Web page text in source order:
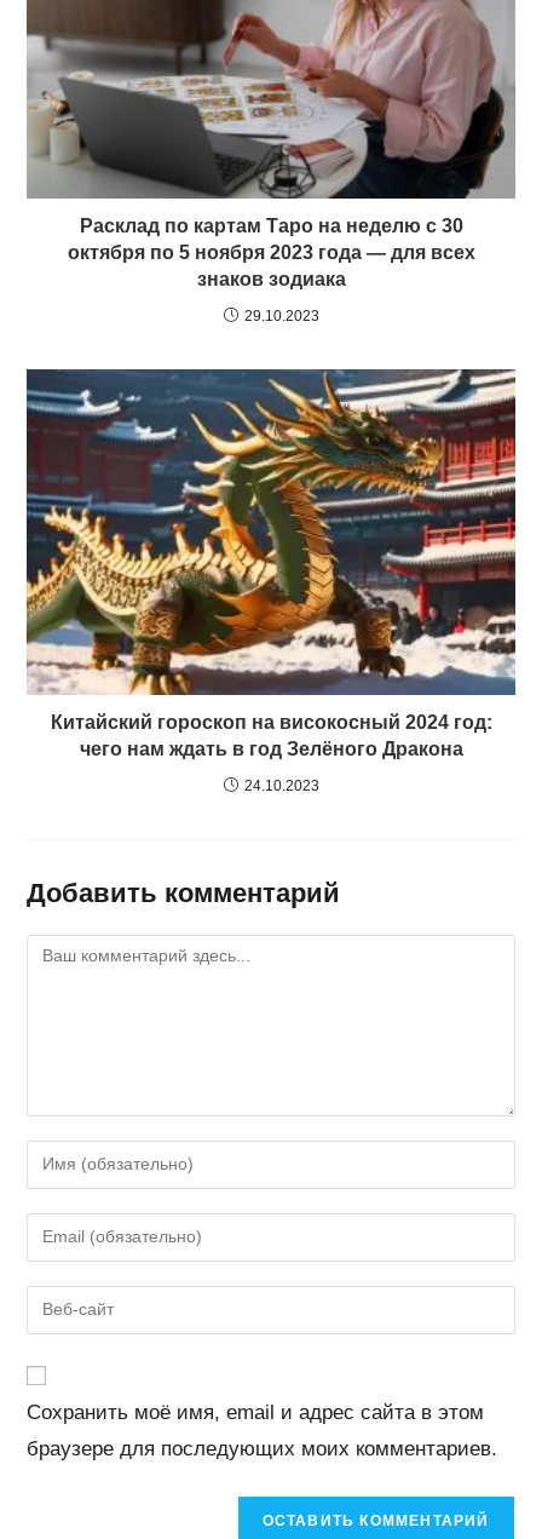
Расклад по картам Таро на неделю с 30
октября по 5 ноября 2023 года — для всех
знаков зодиака
29.10.2023
Китайский гороскоп на високосный 2024 год:
чего нам ждать в год Зелёного Дракона
24.10.2023
Добавить комментарий
Комментарий
Введите
свое
имя
или
пользователя,
чтобы
прокомментировать
Введите
свой
email-
адрес,
Введите
URL
веб-
сайта
(необязательно)
Сохранить моё имя, email и адрес сайта в этом
браузере для последующих моих комментариев.